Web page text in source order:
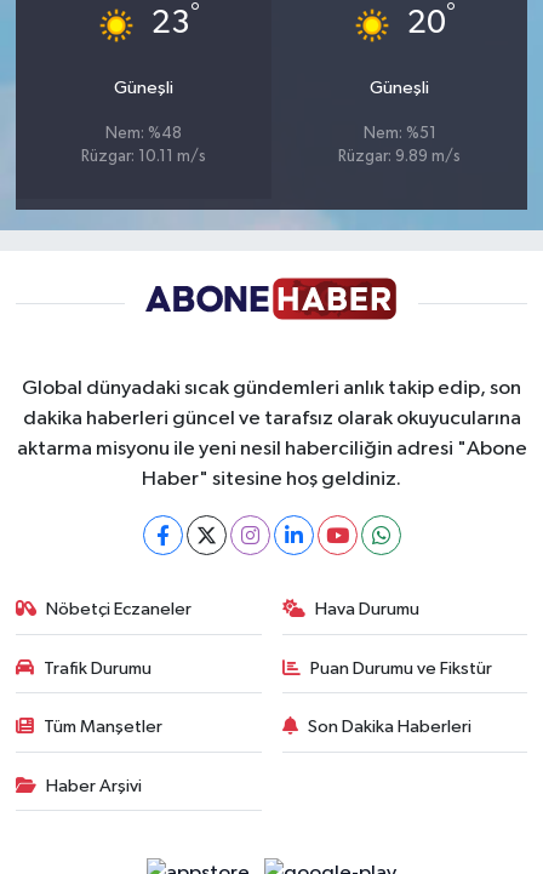
23°
Güneşli
Nem: %48
Rüzgar: 10.11 m/s
20°
Güneşli
Nem: %51
Rüzgar: 9.89 m/s
Global dünyadaki sıcak gündemleri anlık takip edip, son
dakika haberleri güncel ve tarafsız olarak okuyucularına
aktarma misyonu ile yeni nesil haberciliğin adresi "Abone
Haber" sitesine hoş geldiniz.
Nöbetçi Eczaneler Hava Durumu
Trafik Durumu Puan Durumu ve Fikstür
Tüm Manşetler Son Dakika Haberleri
Haber Arşivi